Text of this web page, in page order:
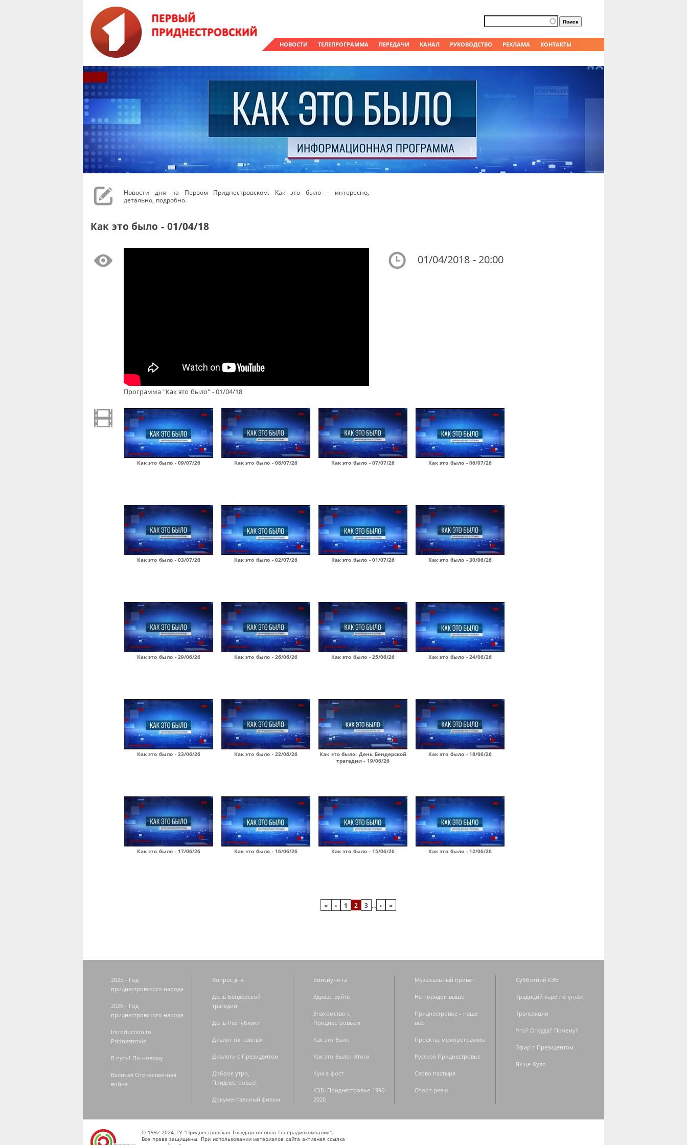
НОВОСТИ ТЕЛЕПРОГРАММА ПЕРЕДАЧИ КАНАЛ РУКОВОДСТВО РЕКЛАМА КОНТАКТЫ
Форма поиска
Поиск
Новости дня на Первом Приднестровском. Как это было – интересно,
детально, подробно.
Как это было - 01/04/18
Программа "Как это было" - 01/04/18
01/04/2018 - 20:00
Как это было - 09/07/26 Как это было - 08/07/26 Как это было - 07/07/26 Как это было - 06/07/26
Как это было - 03/07/26 Как это было - 02/07/26 Как это было - 01/07/26 Как это было - 30/06/26
Как это было - 29/06/26 Как это было - 26/06/26 Как это было - 25/06/26 Как это было - 24/06/26
Как это было - 23/06/26 Как это было - 22/06/26
Как это было: День Бендерской
трагедии - 19/06/26
Как это было - 18/06/26
Как это было - 17/06/26 Как это было - 16/06/26 Как это было - 15/06/26 Как это было - 12/06/26
« ‹ 1 2 3 … › »
2025 - Год
приднестровского народа
2026 - Год
приднестровского народа
Introduction to
Pridnestrovie
В путь! По-новому
Великая Отечественная
война
Вопрос дня
День Бендерской
трагедии
День Республики
Диалог на равных
Диалоги с Президентом
Доброе утро,
Приднестровье!
Документальный фильм
Емисиуня та
Здравствуйте
Знакомство с
Приднестровьем
Как это было
Как это было: Итоги
Кум а фост
КЭБ: Приднестровье 1990-
2020
Музыкальный привет
На порядок выше
Приднестровье - наше
всё!
Проекты, межпрограммы
Русское Приднестровье
Слово пастыря
Спорт-ревю
Субботний КЭБ
Традиций каре не унеск
Трансляции
Что? Откуда? Почему?
Эфир с Президентом
Як це було
© 1992-2024, ГУ "Приднестровская Государственная Телерадиокомпания".
Все права защищены. При использовании материалов сайта активная ссылка